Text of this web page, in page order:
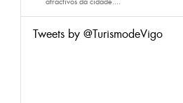
Tweets by @TurismodeVigo